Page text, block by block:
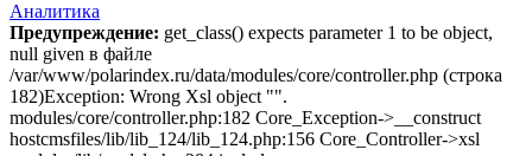
Аналитика
Предупреждение: get_class() expects parameter 1 to be object,
null given в файле
/var/www/polarindex.ru/data/modules/core/controller.php (строка
182)Exception: Wrong Xsl object "".
modules/core/controller.php:182 Core_Exception->__construct
hostcmsfiles/lib/lib_124/lib_124.php:156 Core_Controller->xsl